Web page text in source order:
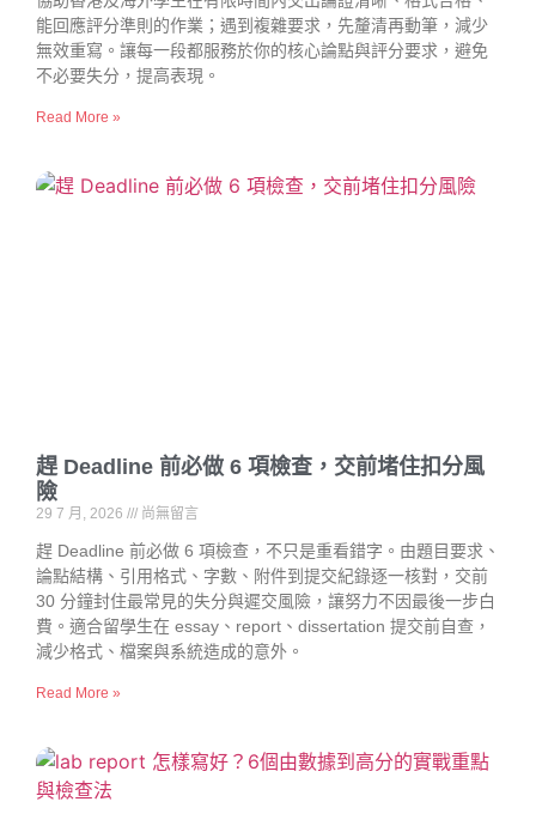
能回應評分準則的作業；遇到複雜要求，先釐清再動筆，減少
無效重寫。讓每一段都服務於你的核心論點與評分要求，避免
不必要失分，提高表現。
Read More »
趕 Deadline 前必做 6 項檢查，交前堵住扣分風
險
29 7 月, 2026 尚無留言
趕 Deadline 前必做 6 項檢查，不只是重看錯字。由題目要求、
論點結構、引用格式、字數、附件到提交紀錄逐一核對，交前
30 分鐘封住最常見的失分與遲交風險，讓努力不因最後一步白
費。適合留學生在 essay、report、dissertation 提交前自查，
減少格式、檔案與系統造成的意外。
Read More »